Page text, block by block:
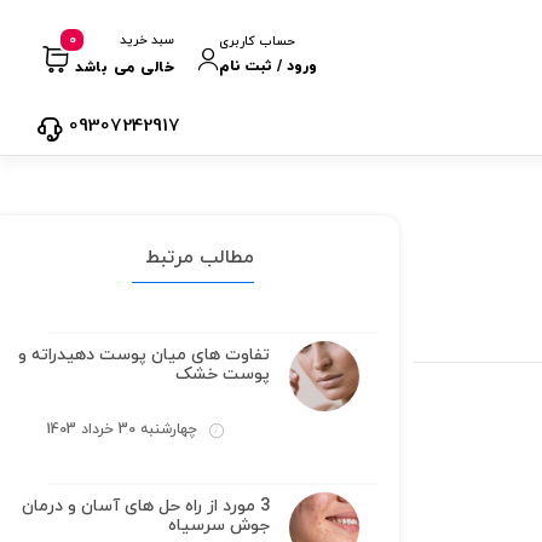
حساب کاربری
ورود / ثبت نام
سبد خرید
خالی می باشد
0
09307242917
مطالب مرتبط
تفاوت های میان پوست دهیدراته و
پوست خشک
چهارشنبه 30 خرداد 1403
3 مورد از راه حل های آسان و درمان
جوش سرسیاه